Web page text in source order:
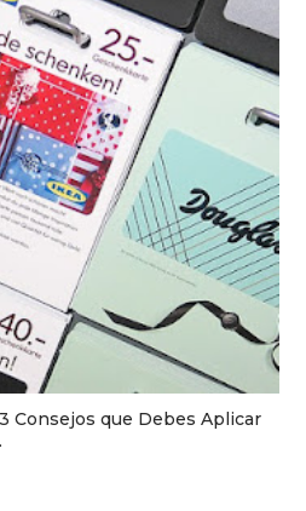
Consejos que Debes Aplicar